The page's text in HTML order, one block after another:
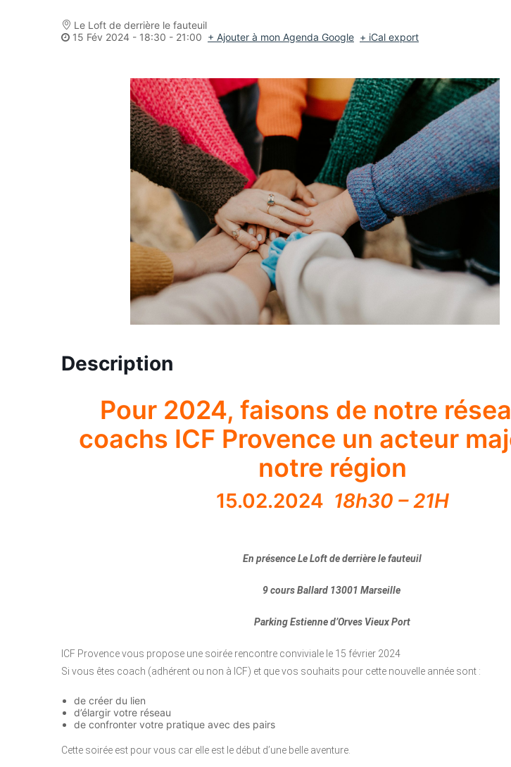
Le Loft de derrière le fauteuil
15 Fév 2024 - 18:30 - 21:00 + Ajouter à mon Agenda Google + iCal export
Description
Pour 2024, faisons de notre
coachs ICF Provence un acteur
notre région
15.02.2024 18h30 – 21H
En présence Le Loft de derrière le fauteuil
9 cours Ballard 13001 Marseille
Parking Estienne d’Orves Vieux Port
ICF Provence vous propose une soirée rencontre conviviale le 15 février 2024
Si vous êtes coach (adhérent ou non à ICF) et que vos souhaits pour cette nouvelle année sont :
de créer du lien
d’élargir votre réseau
de confronter votre pratique avec des pairs
Cette soirée est pour vous car elle est le début d’une belle aventure.